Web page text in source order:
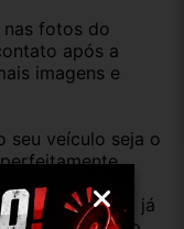
nas fotos do
após a
imagens e
seu veículo seja o
pois o veículo já